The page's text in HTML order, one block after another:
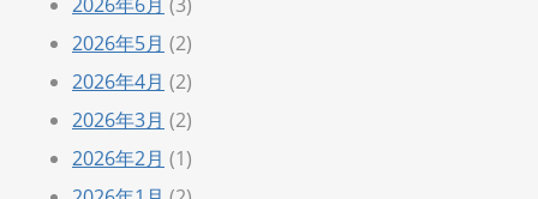
2026年5月 (2)
2026年4月 (2)
2026年3月 (2)
2026年2月 (1)